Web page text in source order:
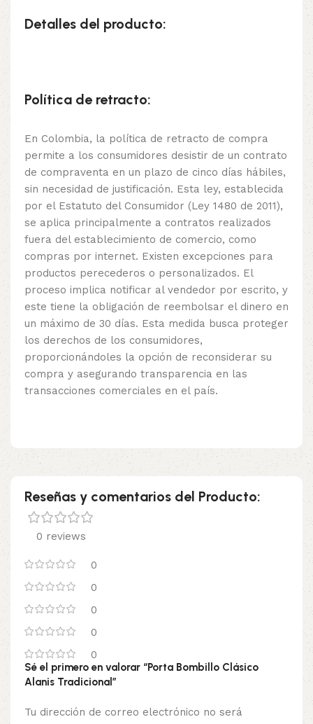
Detalles del producto:
Política de retracto:
En Colombia, la política de retracto de compra
permite a los consumidores desistir de un contrato
de compraventa en un plazo de cinco días hábiles,
sin necesidad de justificación. Esta ley, establecida
por el Estatuto del Consumidor (Ley 1480 de 2011),
se aplica principalmente a contratos realizados
fuera del establecimiento de comercio, como
compras por internet. Existen excepciones para
productos perecederos o personalizados. El
proceso implica notificar al vendedor por escrito, y
este tiene la obligación de reembolsar el dinero en
un máximo de 30 días. Esta medida busca proteger
los derechos de los consumidores,
proporcionándoles la opción de reconsiderar su
compra y asegurando transparencia en las
transacciones comerciales en el país.
Reseñas y comentarios del Producto:
0 reviews
0
0
0
0
0
Sé el primero en valorar “Porta Bombillo Clásico
Alanis Tradicional”
Tu dirección de correo electrónico no será